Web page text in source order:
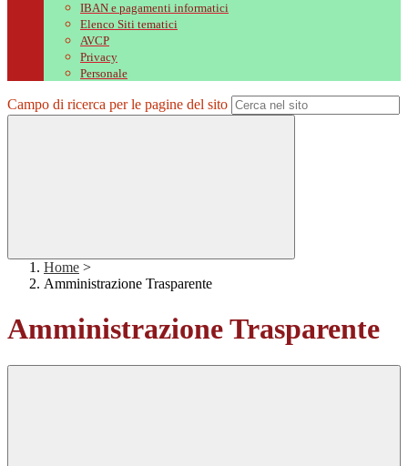
IBAN e pagamenti informatici
Elenco Siti tematici
AVCP
Privacy
Personale
Campo di ricerca per le pagine del sito
Home >
Amministrazione Trasparente
Amministrazione Trasparente